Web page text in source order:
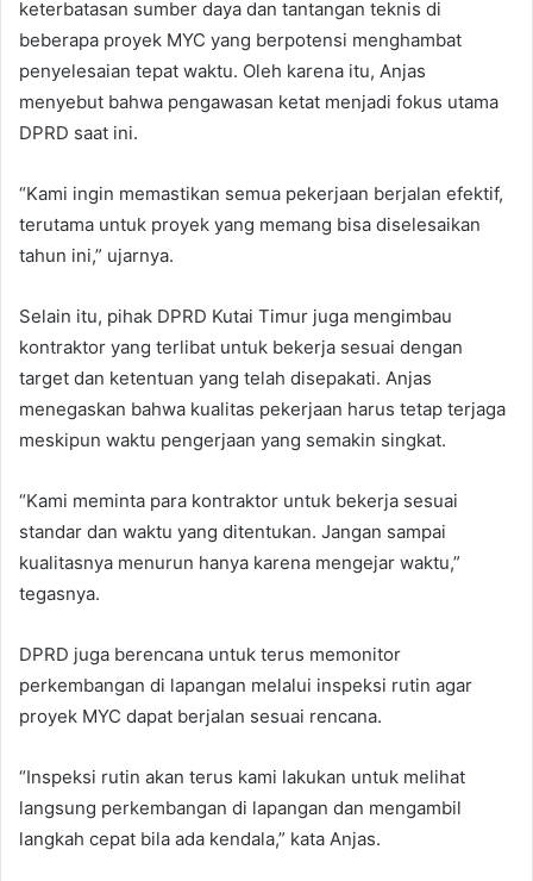
keterbatasan sumber daya dan tantangan teknis di
beberapa proyek MYC yang berpotensi menghambat
penyelesaian tepat waktu. Oleh karena itu, Anjas
menyebut bahwa pengawasan ketat menjadi fokus utama
DPRD saat ini.
“Kami ingin memastikan semua pekerjaan berjalan efektif,
terutama untuk proyek yang memang bisa diselesaikan
tahun ini,” ujarnya.
Selain itu, pihak DPRD Kutai Timur juga mengimbau
kontraktor yang terlibat untuk bekerja sesuai dengan
target dan ketentuan yang telah disepakati. Anjas
menegaskan bahwa kualitas pekerjaan harus tetap terjaga
meskipun waktu pengerjaan yang semakin singkat.
“Kami meminta para kontraktor untuk bekerja sesuai
standar dan waktu yang ditentukan. Jangan sampai
kualitasnya menurun hanya karena mengejar waktu,”
tegasnya.
DPRD juga berencana untuk terus memonitor
perkembangan di lapangan melalui inspeksi rutin agar
proyek MYC dapat berjalan sesuai rencana.
“Inspeksi rutin akan terus kami lakukan untuk melihat
langsung perkembangan di lapangan dan mengambil
langkah cepat bila ada kendala,” kata Anjas.